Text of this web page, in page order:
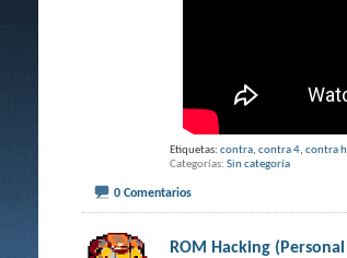
Etiquetas: contra, contra 4, contra
Categorías Sin categoría
0 Comentarios
ROM Hacking